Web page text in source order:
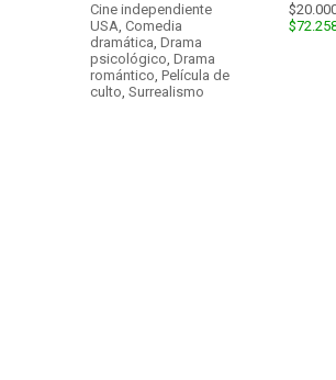
Cine independiente
USA, Comedia
dramática, Drama
psicológico, Drama
romántico, Película de
culto, Surrealismo